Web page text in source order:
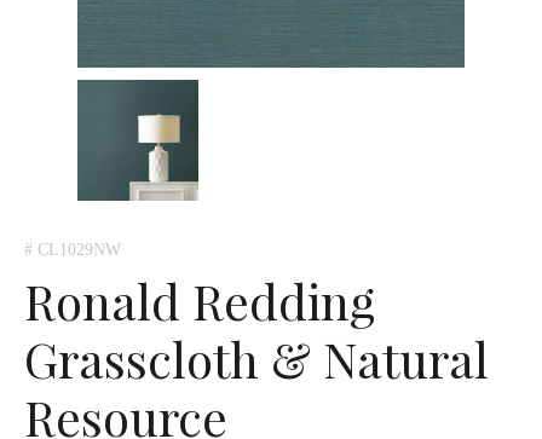
# CL1029NW
Ronald Redding
Grasscloth & Natural
Resource